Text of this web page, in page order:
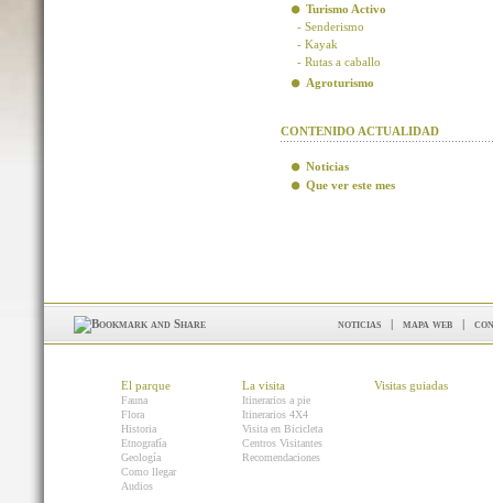
Turismo Activo
- Senderismo
- Kayak
- Rutas a caballo
Agroturismo
CONTENIDO ACTUALIDAD
Noticias
Que ver este mes
noticias | mapa web |
El parque
Fauna
Flora
Historia
Etnografía
Geología
Como llegar
Audios
La visita
Itinerarios a pie
Itinerarios 4X4
Visita en Bicicleta
Centros Visitantes
Recomendaciones
Visitas guiadas